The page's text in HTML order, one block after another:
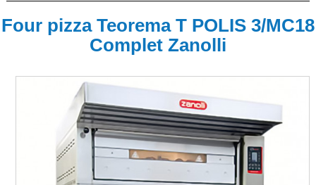
Four pizza Teorema T POLIS 3/MC18
Complet Zanolli